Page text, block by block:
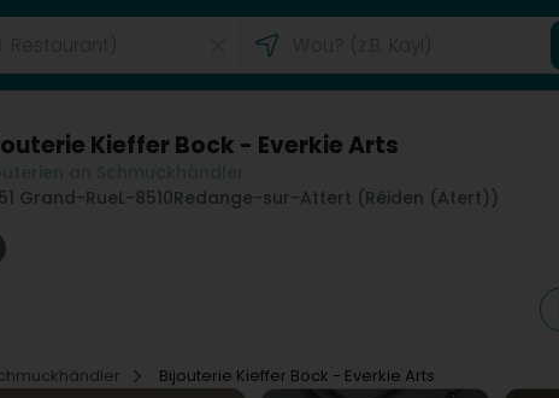
Kieffer Bock - Everkie Arts
51 Grand-RueL-8510Redange-sur-Attert (Réiden (Atert))
Bijouterie Kieffer Bock - Everkie Arts